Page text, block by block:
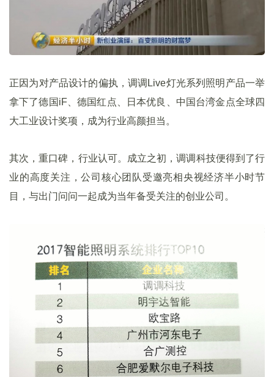
正因为对产品设计的偏执，调调Live灯光系列照明产品一举
拿下了德国iF、德国红点、日本优良、中国台湾金点全球四
大工业设计奖项，成为行业高颜担当。
其次，重口碑，行业认可。成立之初，调调科技便得到了行
业的高度关注，公司核心团队受邀亮相央视经济半小时节
目，与出门问问一起成为当年备受关注的创业公司。